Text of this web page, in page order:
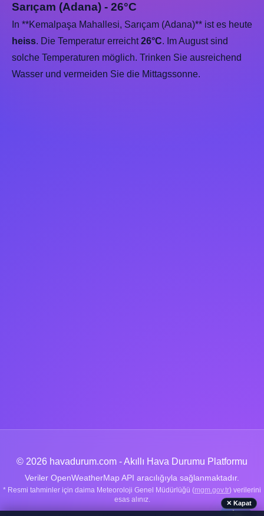
Sarıçam (Adana) - 26°C
In **Kemalpaşa Mahallesi, Sarıçam (Adana)** ist es heute
heiss. Die Temperatur erreicht26°C. Im August sind
solche Temperaturen möglich. Trinken Sie ausreichend
Wasser und vermeiden Sie die Mittagssonne.
© 2026 havadurum.com - Akıllı Hava Durumu Platformu
Veriler OpenWeatherMap API aracılığıyla sağlanmaktadır.
* Resmi tahminler için daima Meteoroloji Genel Müdürlüğü (mgm.gov.tr) verilerini
esas alınız.
✕ Kapat